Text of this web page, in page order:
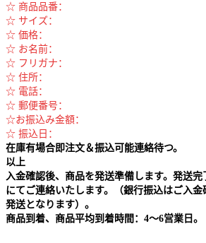
☆ 商品品番：
☆ サイズ：
☆ 価格：
☆ お名前：
☆ フリガナ：
☆ 住所：
☆ 電話：
☆ 郵便番号：
☆お振込み金額：
☆ 振込日：
在庫有場合即注文＆振込可能連絡待つ。
以上
入金確認後、商品を発送準備します。発送
にてご連絡いたします。（銀行振込はご入金
発送となります）。
商品到着、商品平均到着時間：4～6営業日。